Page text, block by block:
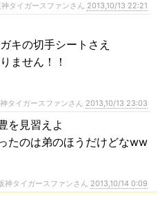
タイガースファンさん 2013,10/13 22:21
キの切手シートさえ
ません！！
タイガースファンさん 2013,10/13 23:03
を見習えよ
たのは弟のほうだけどなww
神タイガースファンさん 2013,10/14 0:09